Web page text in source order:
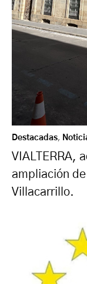
Destacadas,
VIALTERRA,
ampliación
Villacarrillo.